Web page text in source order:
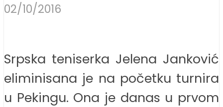
02/10/2016
Srpska teniserka Jelena Janković
eliminisana je na početku turnira
u Pekingu. Ona je danas u prvom